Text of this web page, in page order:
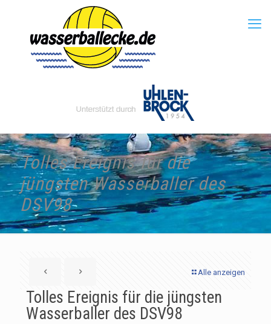
Tolles Ereignis für die
jüngsten Wasserballer des
DSV98
Alle anzeigen
Tolles Ereignis für die jüngsten
Wasserballer des DSV98